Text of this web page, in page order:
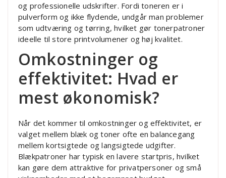
og professionelle udskrifter. Fordi toneren er i
pulverform og ikke flydende, undgår man problemer
som udtværing og tørring, hvilket gør tonerpatroner
ideelle til store printvolumener og høj kvalitet.
Omkostninger og
effektivitet: Hvad er
mest økonomisk?
Når det kommer til omkostninger og effektivitet, er
valget mellem blæk og toner ofte en balancegang
mellem kortsigtede og langsigtede udgifter.
Blækpatroner har typisk en lavere startpris, hvilket
kan gøre dem attraktive for privatpersoner og små